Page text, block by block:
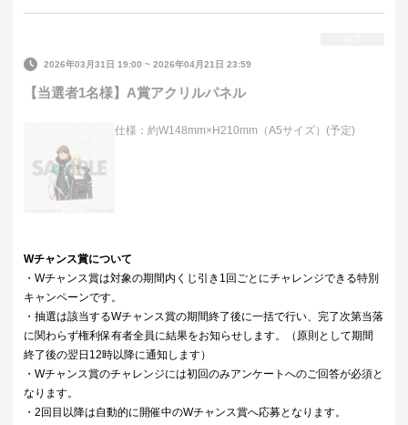
2026年03月31日 19:00 ~2026年04月21日 23:59
【当選者1名様】A賞アクリルパネル
仕様：約W148mm×H210mm（A5サイズ）(予定)
Wチャンス賞について
・Wチャンス賞は対象の期間内くじ引き1回ごとにチャレンジできる特別
キャンペーンです。
・抽選は該当するWチャンス賞の期間終了後に一括で行い、完了次第当落
に関わらず権利保有者全員に結果をお知らせします。（原則として期間
終了後の翌日12時以降に通知します）
・Wチャンス賞のチャレンジには初回のみアンケートへのご回答が必須と
なります。
・2回目以降は自動的に開催中のWチャンス賞へ応募となります。